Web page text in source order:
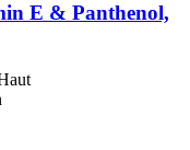
E & Panthenol,